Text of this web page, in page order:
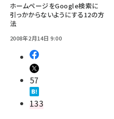
ホームページをGoogle検索に
引っかからないようにする12の方
法
2008年2月14日 9:00
57
133